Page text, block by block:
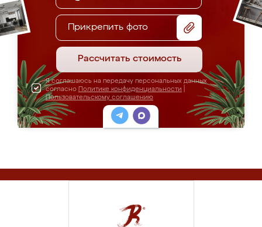
Прикрепить фото
Рассчитать стоимость
Я соглашаюсь на передачу персональных данных
согласно Политике конфиденциальности
Пользовательскому соглашению